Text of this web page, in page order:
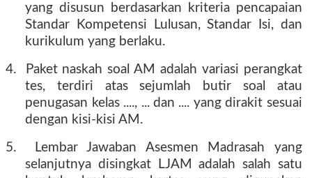
yang disusun berdasarkan kriteria pencapaian
Standar Kompetensi Lulusan, Standar Isi, dan
kurikulum yang berlaku.
4.
Paket naskah soal AM adalah variasi perangkat
tes, terdiri atas sejumlah butir soal atau
penugasan kelas ...., ... dan .... yang dirakit sesuai
dengan kisi-kisi AM.
5.
Lembar Jawaban Asesmen Madrasah yang
selanjutnya disingkat LJAM adalah salah satu